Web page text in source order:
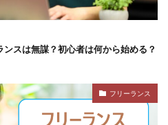
スは無謀？初心者は何から始める？
フリーランス